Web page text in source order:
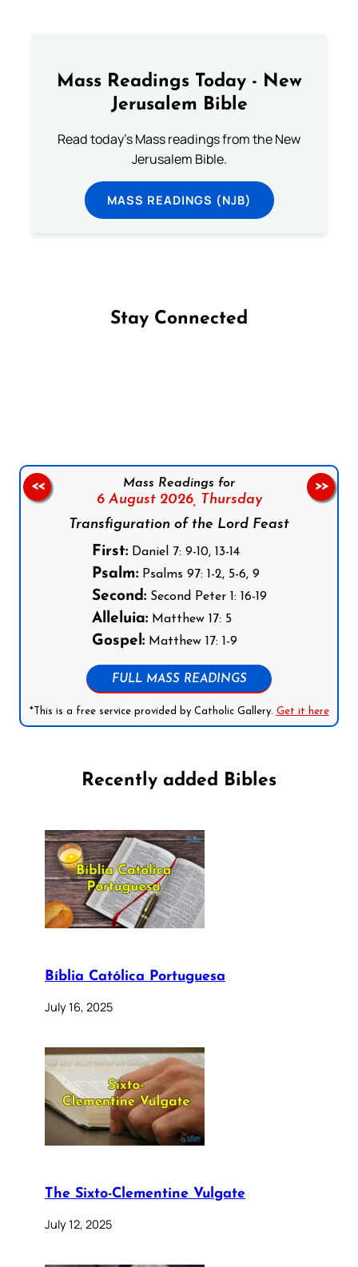
Mass Readings Today - New
Jerusalem Bible
Read today's Mass readings from the New
Jerusalem Bible.
MASS READINGS (NJB)
Stay Connected
Mass Readings for
6 August 2026, Thursday
Transfiguration of the Lord Feast
First:Daniel 7: 9-10, 13-14
Psalm:Psalms 97: 1-2, 5-6, 9
Second:Second Peter 1: 16-19
Alleluia:Matthew 17: 5
Gospel:Matthew 17: 1-9
FULL MASS READINGS
*This is a free service provided by Catholic Gallery. Get it here
<< >>
Recently added Bibles
Bíblia Católica Portuguesa
July 16, 2025
The Sixto-Clementine Vulgate
July 12, 2025